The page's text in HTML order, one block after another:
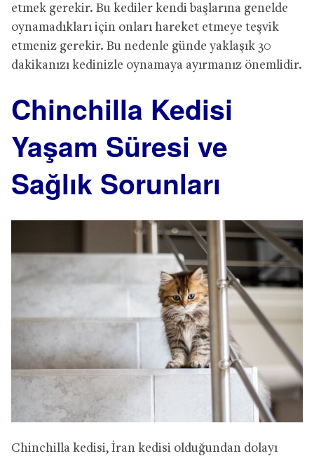
etmek gerekir. Bu kediler kendi başlarına genelde
oynamadıkları için onları hareket etmeye teşvik
etmeniz gerekir. Bu nedenle günde yaklaşık 30
dakikanızı kedinizle oynamaya ayırmanız önemlidir.
Chinchilla Kedisi
Yaşam Süresi ve
Sağlık Sorunları
Chinchilla kedisi, İran kedisi olduğundan dolayı